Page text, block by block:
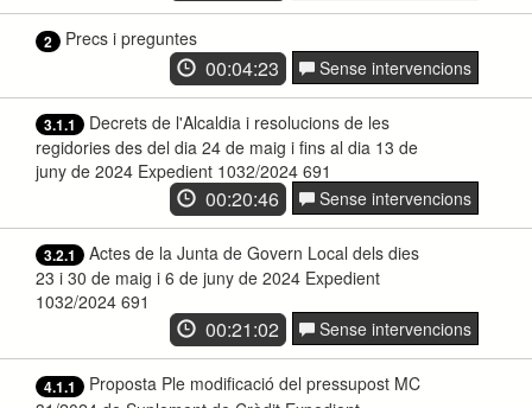
2 Precs i preguntes
00:04:23 Sense intervencions
3.1.1
Decrets de l'Alcaldia i resolucions de les
regidories des del dia 24 de maig i fins al dia 13 de
juny de 2024 Expedient 1032/2024 691
00:20:46 Sense intervencions
3.2.1
Actes de la Junta de Govern Local dels dies
23 i 30 de maig i 6 de juny de 2024 Expedient
1032/2024 691
00:21:02 Sense intervencions
4.1.1
Proposta Ple modificació del pressupost MC